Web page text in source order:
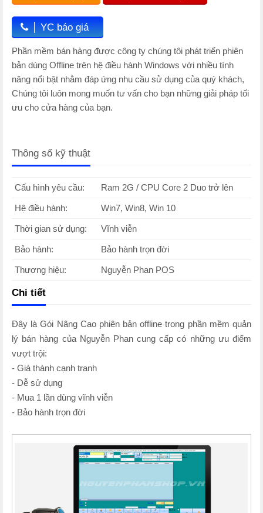
YC báo giá
Phần mềm bán hàng được công ty chúng tôi phát triển phiên
bản dùng Offline trên hệ điều hành Windows với nhiều tính
năng nổi bật nhằm đáp ứng nhu cầu sử dụng của quý khách,
Chúng tôi luôn mong muốn tư vấn cho bạn những giải pháp tối
ưu cho cửa hàng của bạn.
Thông số kỹ thuật
Cấu hình yêu cầu: Ram 2G / CPU Core 2 Duo trở lên
Hệ điều hành: Win7, Win8, Win 10
Thời gian sử dụng: Vĩnh viễn
Bảo hành: Bảo hành trọn đời
Thương hiệu: Nguyễn Phan POS
Chi tiết
Đây là Gói Nâng Cao phiên bản offline trong phần mềm quản
lý bán hàng của Nguyễn Phan cung cấp có những ưu điểm
vượt trội:
- Giá thành cạnh tranh
- Dễ sử dụng
- Mua 1 lần dùng vĩnh viễn
- Bảo hành trọn đời